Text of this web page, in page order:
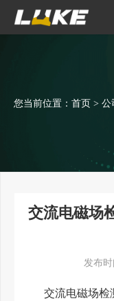
您当前位置： 首页 > 公
交流电磁场
发布时
交流电磁场检